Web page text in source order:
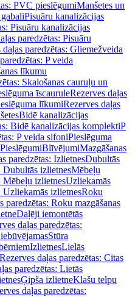
PVC pieslēgumiManšetes un
Pisuāru kanalizācijas
Pisuāru kanalizācijas
paredzētas: Pisuāru
daļas paredzētas: Gliemežveida
P veida
līkumu
Skalošanas cauruļu un
īscauruleRezerves daļas
līkumiRezerves daļas
Bidē kanalizācijas
Bidē kanalizācijas komplektiP
P veida sifoniPieslēguma
PieslēgumiBlīvējumiMazgāšanas
paredzētas: IzlietnesDubultās
Dubultās izlietnesMēbeļu
Mēbeļu izlietnesUzliekamās
Uzliekamās izlietnesRoku
paredzētas: Roku mazgāšanas
Daļēji iemontētās
daļas paredzētas:
Stūra
IzlietnesLielās
Rezerves daļas paredzētas: Citas
paredzētas: Lietās
Ģipša izlietneKlašu telpu
daļas paredzētas: